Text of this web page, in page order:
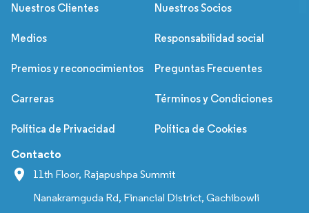
Nuestros Clientes Nuestros Socios
Medios Responsabilidad social
Premios y reconocimientos Preguntas Frecuentes
Carreras Términos y Condiciones
Política de Privacidad Política de Cookies
Contacto
11th Floor, Rajapushpa Summit
Nanakramguda Rd, Financial District, Gachibowli